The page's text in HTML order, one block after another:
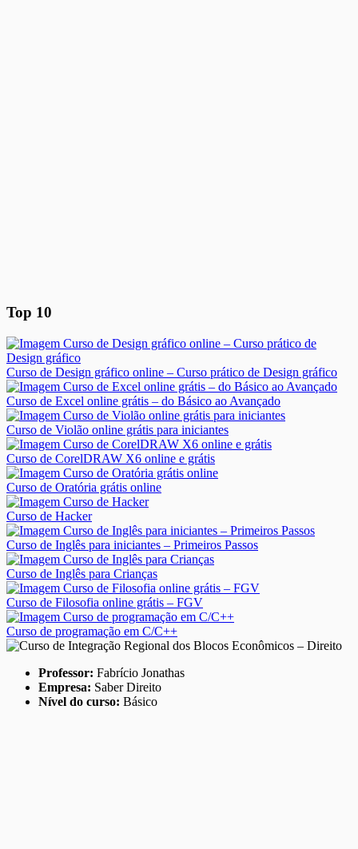
Top 10
Curso de Design gráfico online – Curso prático de Design gráfico
Curso de Excel online grátis – do Básico ao Avançado
Curso de Violão online grátis para iniciantes
Curso de CorelDRAW X6 online e grátis
Curso de Oratória grátis online
Curso de Hacker
Curso de Inglês para iniciantes – Primeiros Passos
Curso de Inglês para Crianças
Curso de Filosofia online grátis – FGV
Curso de programação em C/C++
Professor: Fabrício Jonathas
Empresa: Saber Direito
Nível do curso: Básico